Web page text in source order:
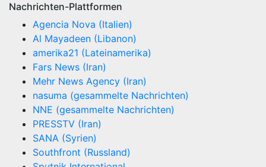
Nachrichten-Plattformen
Agencia Nova (Italien)
Al Mayadeen (Libanon)
amerika21 (Lateinamerika)
Fars News (Iran)
Mehr News Agency (Iran)
nasuma (gesammelte Nachrichten)
NNE (gesammelte Nachrichten)
PRESSTV (Iran)
SANA (Syrien)
Southfront (Russland)